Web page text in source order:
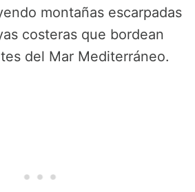
montañas escarpadas
costeras que bordean
del Mar Mediterráneo.